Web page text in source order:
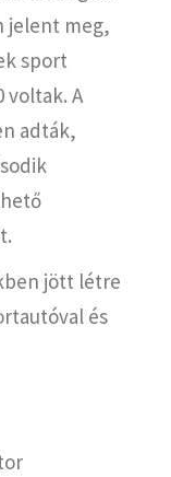
jelent meg,
sport
voltak. A
adták,
jött létre
és